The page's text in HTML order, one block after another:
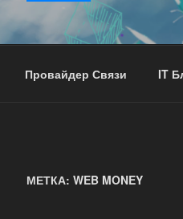
Провайдер Связи IT
МЕТКА: WEB MONEY